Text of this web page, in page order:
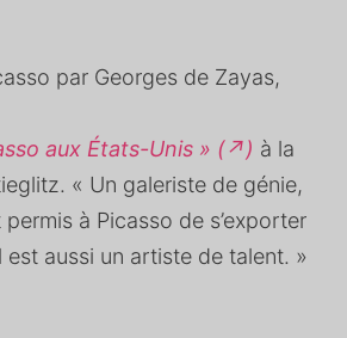
par Georges de Zayas,
aux États-Unis » (↗) à la
« Un galeriste de génie,
à Picasso de s’exporter
est aussi un artiste de talent. »